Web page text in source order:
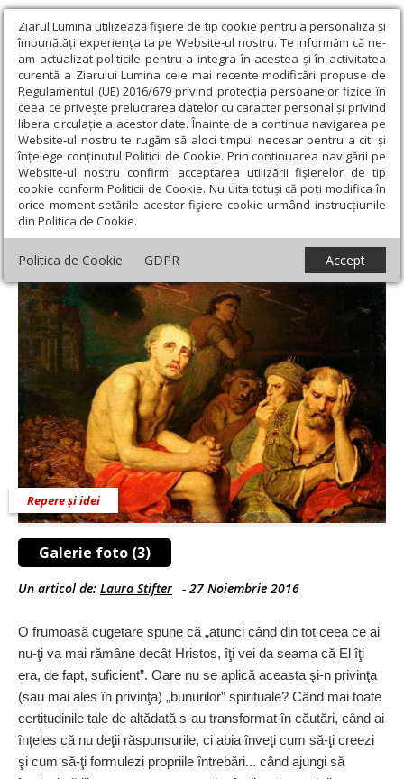
Ziarul Lumina utilizează fişiere de tip cookie pentru a personaliza și
îmbunătăți experiența ta pe Website-ul nostru. Te informăm că ne-
am actualizat politicile pentru a integra în acestea și în activitatea
curentă a Ziarului Lumina cele mai recente modificări propuse de
Regulamentul (UE) 2016/679 privind protecția persoanelor fizice în
ceea ce privește prelucrarea datelor cu caracter personal și privind
libera circulație a acestor date. Înainte de a continua navigarea pe
Website-ul nostru te rugăm să aloci timpul necesar pentru a citi și
înțelege conținutul Politicii de Cookie. Prin continuarea navigării pe
Website-ul nostru confirmi acceptarea utilizării fişierelor de tip
cookie conform Politicii de Cookie. Nu uita totuși că poți modifica în
orice moment setările acestor fişiere cookie urmând instrucțiunile
din Politica de Cookie.
Politica de Cookie GDPR Accept
Ziarul Lumina › Opinii › Repere și idei › „A crede” versus „a
întreba” sau despre legile lumii spirituale
„A crede” versus „a întreba” sau despre
legile lumii spirituale
Galerie foto (3)
Repere și idei
Un articol de: Laura Stifter - 27 Noiembrie 2016
O frumoasă cugetare spune că „atunci când din tot ceea ce ai
nu-ţi va mai rămâne decât Hristos, îţi vei da seama că El îţi
era, de fapt, suficient”. Oare nu se aplică aceasta şi-n privinţa
(sau mai ales în privinţa) „bunurilor” spirituale? Când mai toate
certitudinile tale de altădată s-au transformat în căutări, când ai
înţeles că nu deţii răspunsurile, ci abia înveţi cum să-ţi creezi
şi cum să-ţi formulezi propriile întrebări... când ajungi să